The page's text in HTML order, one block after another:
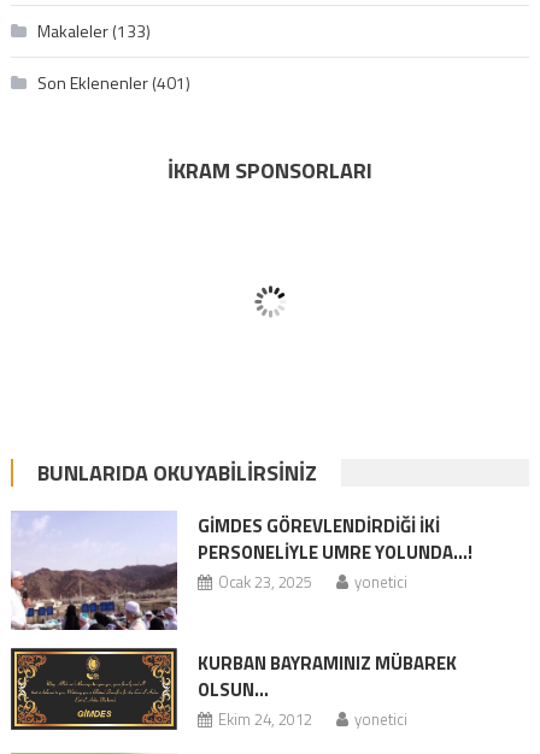
Makaleler(133)
Son Eklenenler(401)
İKRAM SPONSORLARI
BUNLARIDA OKUYABILIRSINIZ
GİMDES GÖREVLENDİRDİĞİ İKİ
PERSONELİYLE UMRE YOLUNDA…!
Ocak 23, 2025 yonetici
KURBAN BAYRAMINIZ MÜBAREK
OLSUN…
Ekim 24, 2012 yonetici